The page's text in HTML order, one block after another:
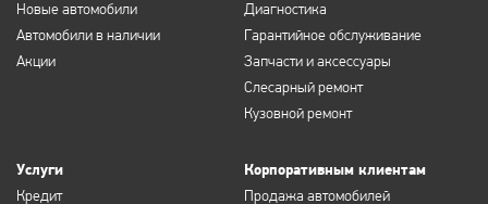
Новые автомобили
Автомобили в наличии
Акции
Диагностика
Гарантийное обслуживание
Запчасти и аксессуары
Слесарный ремонт
Кузовной ремонт
Услуги
Кредит
Корпоративным клиентам
Продажа автомобилей